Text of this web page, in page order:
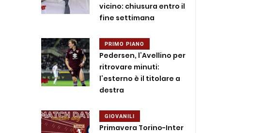
vicino: chiusura entro il
fine settimana
PRIMO PIANO
Pedersen, l’Avellino per
ritrovare minuti:
l’esterno è il titolare a
destra
GIOVANILI
Primavera Torino-Inter